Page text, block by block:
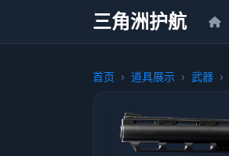
三角洲护航
首页 道具展示 武器